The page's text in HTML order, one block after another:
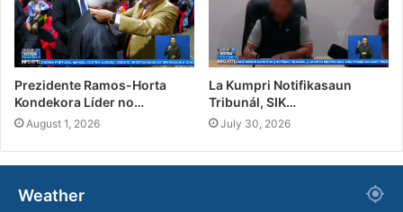
Prezidente Ramos-Horta
Kondekora Líder no…
August 1, 2026
La Kumpri Notifikasaun
Tribunál, SIK…
July 30, 2026
Weather